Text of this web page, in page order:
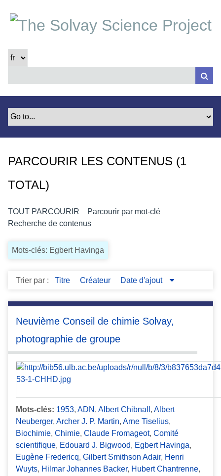
t
PARCOURIR LES CONTENUS (1
TOTAL)
TOUT PARCOURIR
Parcourir par mot-clé
Recherche de contenus
Mots-clés: Egbert Havinga
Trier par : Titre Créateur Date d'ajout
Neuvième Conseil de chimie Solvay,
photographie de groupe
Mots-clés: 1953, ADN , Albert Chibnall , Albert
Neuberger, Archer J. P. Martin, Arne Tiselius,
Biochimie, Chimie, Claude Fromageot, Comité
scientifique, Edouard J. Bigwood, Egbert Havinga,
Eugène Fredericq, Gilbert Smithson Adair, Henri
Wuyts, Hilmar Johannes Backer, Hubert Chantrenne,